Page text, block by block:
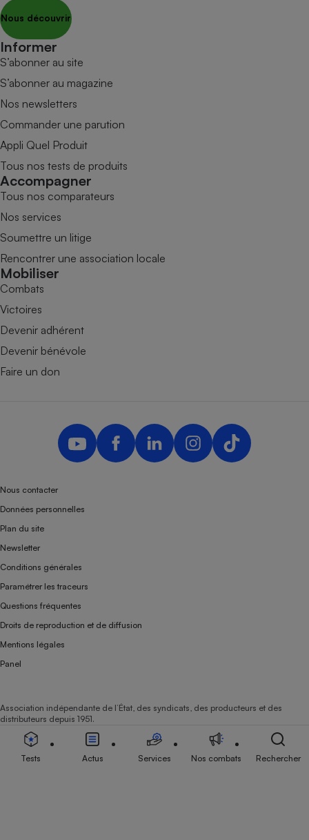
Nous découvrir
Informer
S’abonner au site
S’abonner au magazine
Nos newsletters
Commander une parution
Appli Quel Produit
Tous nos tests de produits
Accompagner
Tous nos comparateurs
Nos services
Soumettre un litige
Rencontrer une association locale
Mobiliser
Combats
Victoires
Devenir adhérent
Devenir bénévole
Faire un don
Nous contacter
Données personnelles
Plan du site
Newsletter
Conditions générales
Paramétrer les traceurs
Questions fréquentes
Droits de reproduction et de diffusion
Mentions légales
Panel
Association indépendante de l’État, des syndicats, des producteurs et des
distributeurs depuis 1951.
Tests Actus Services Nos combats Rechercher